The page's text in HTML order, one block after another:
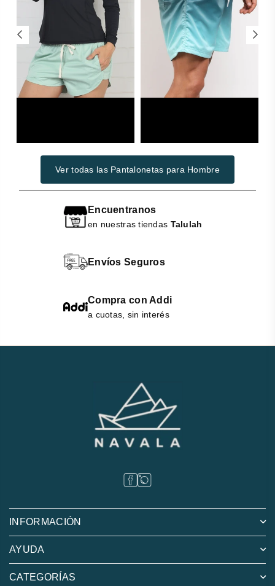
Ver todas las Pantalonetas para Hombre
Encuentranos
en nuestras tiendas Talulah
Envíos Seguros
Compra con Addi
a cuotas, sin interés
INFORMACIÓN
AYUDA
CATEGORÍAS